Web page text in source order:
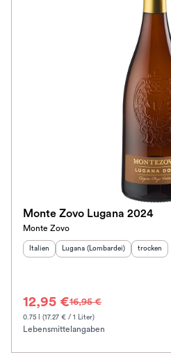
Monte Zovo Lugana 2024
Monte Zovo
Herkunftsland:
Italien Herkunftsregion:
Lugana (Lombardei) Geschmack
trocken
12,95 €16,95 €
0.75 l (17.27 € / 1 Liter)
Lebensmittelangaben